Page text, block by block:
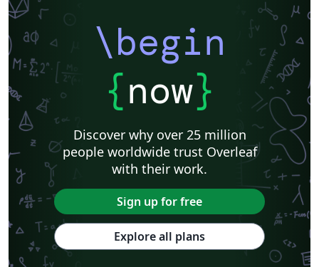
\begin
{now}
Discover why over 25 million
people worldwide trust Overleaf
with their work.
Sign up for free
Explore all plans